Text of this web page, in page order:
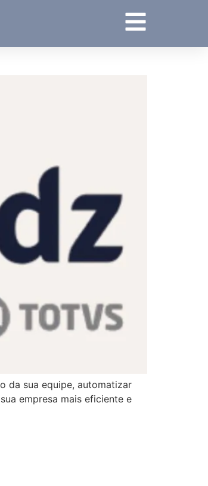
da sua equipe, automatizar
empresa mais eficiente e